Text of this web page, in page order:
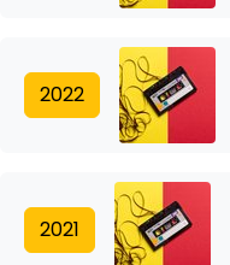
2022
2021